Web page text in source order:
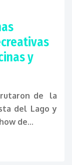
y
de la
del Lago y
de...